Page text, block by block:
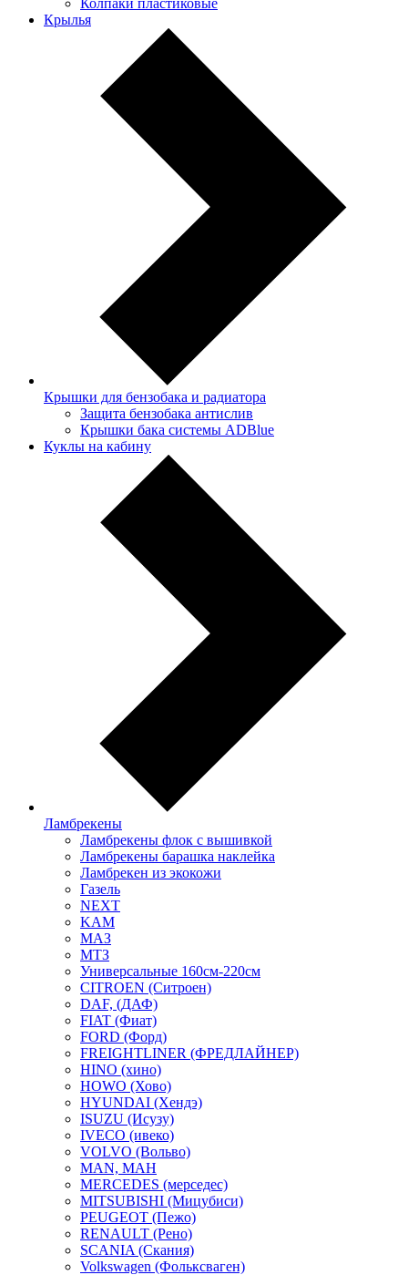
Крылья
Крышки для бензобака и радиатора
Защита бензобака антислив
Крышки бака системы ADBlue
Куклы на кабину
Ламбрекены
Ламбрекены флок с вышивкой
Ламбрекены барашка наклейка
Ламбрекен из экокожи
Газель
NEXT
KAM
МАЗ
МТЗ
Универсальные 160см-220см
CITROEN (Ситроен)
DAF, (ДАФ)
FIAT (Фиат)
FORD (Форд)
FREIGHTLINER (ФРЕДЛАЙНЕР)
HINO (хино)
HOWO (Хово)
HYUNDAI (Хендэ)
ISUZU (Исузу)
IVECO (ивеко)
VOLVO (Вольво)
MAN, МАН
MERCEDES (мерседес)
MITSUBISHI (Мицубиси)
PEUGEOT (Пежо)
RENAULT (Рено)
SCANIA (Скания)
Volkswagen (Фольксваген)